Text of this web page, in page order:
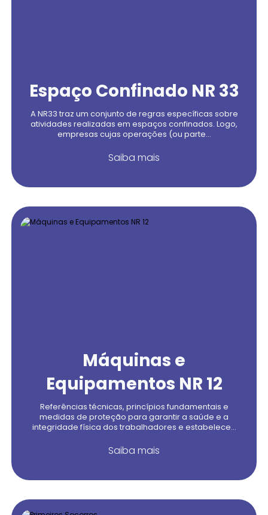
Espaço Confinado NR 33
A NR33 traz um conjunto de regras específicas sobre
atividades realizadas em espaços confinados. Logo,
empresas cujas operações (ou parte...
Saiba mais
Máquinas e
Equipamentos NR 12
Referências técnicas, princípios fundamentais e
medidas de proteção para garantir a saúde e a
integridade física dos trabalhadores e estabelece...
Saiba mais